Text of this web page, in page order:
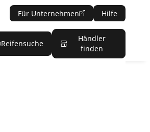
Für Unternehmen Hilfe
Reifensuche
Händler
finden